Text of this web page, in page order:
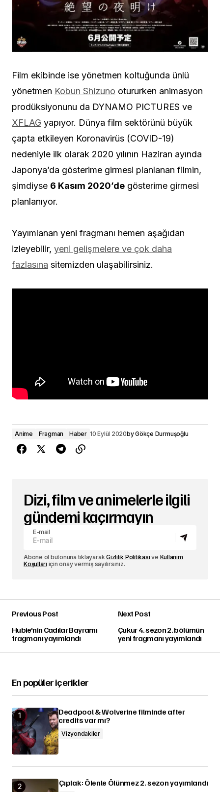
Film ekibinde ise yönetmen koltuğunda ünlü
yönetmen Kobun Shizuno otururken animasyon
prodüksiyonunu da DYNAMO PICTURES ve
XFLAG yapıyor. Dünya film sektörünü büyük
çapta etkileyen Koronavirüs (COVID-19)
nedeniyle ilk olarak 2020 yılının Haziran ayında
Japonya’da gösterime girmesi planlanan filmin,
şimdiyse 6 Kasım 2020’de gösterime girmesi
planlanıyor.
Yayımlanan yeni fragmanı hemen aşağıdan
izleyebilir, yeni gelişmelere ve çok daha
fazlasına sitemizden ulaşabilirsiniz.
Anime Fragman Haber 10 Eylül 2020byGökçe Durmuşoğlu
Dizi, film ve animelerle ilgili
gündemi kaçırmayın
E-mail
Abone ol butonuna tıklayarakGizlilik Politikası ve Kullanım
Koşulları için onay vermiş sayılırsınız.
Previous Post
Hubie'nin Cadılar Bayramı
fragmanı yayımlandı
Next Post
Çukur 4. sezon 2. bölümün
yeni fragmanı yayımlandı
En popüler içerikler
Deadpool & Wolverine filminde after
credits var mı?
Vizyondakiler
Çıplak: Ölenle Ölünmez 2. sezon yayımlandı